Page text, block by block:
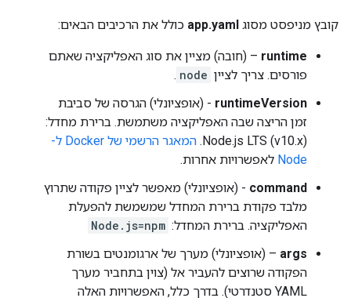
קובץ מניפסט מסוג app.yaml כולל את הרכיבים הבאים:
runtime – (חובה) מציין את סוג האפליקציה שאתם
פורסים. צריך לציין node
.
runtimeVersion - (אופציונלי) הגרסה של סביבת
זמן הריצה שבה האפליקציה משתמשת. ברירת מחדל:
Node.js LTS (v10.x).
המאגר הרשמי של Docker ל-
Node לאפשרויות אחרות.
command - (אופציונלי) מאפשר לציין פקודה שתרוץ
מלבד פקודת ברירת המחדל שמשמשת להפעלת
האפליקציה. ברירת המחדל: Node.js=npm
args – (אופציונלי) מערך של ארגומנטים בשורת
הפקודה שרוצים להעביר אל (צוין בתחביר מערך
YAML סטנדרטי). בדרך כלל, האפשרויות האלה